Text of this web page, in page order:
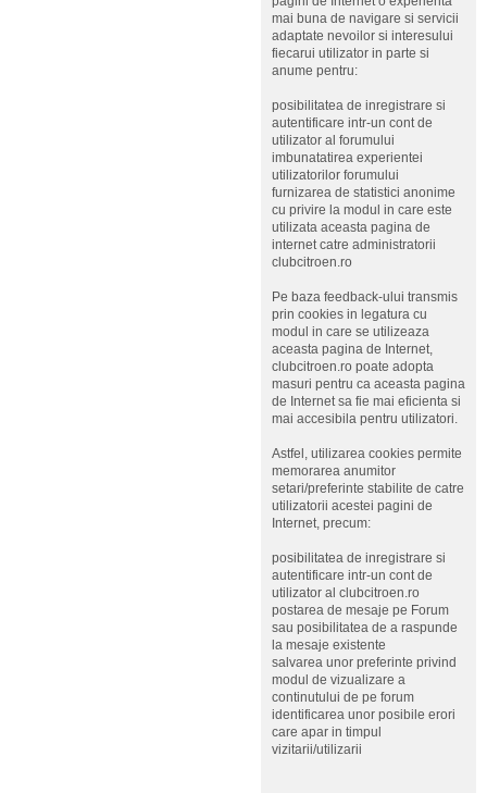
mai buna de navigare si servicii
adaptate nevoilor si interesului
fiecarui utilizator in parte si
anume pentru:
posibilitatea de inregistrare si
autentificare intr-un cont de
utilizator al forumului
imbunatatirea experientei
utilizatorilor forumului
furnizarea de statistici anonime
cu privire la modul in care este
utilizata aceasta pagina de
internet catre administratorii
clubcitroen.ro
Pe baza feedback-ului transmis
prin cookies in legatura cu
modul in care se utilizeaza
aceasta pagina de Internet,
clubcitroen.ro poate adopta
masuri pentru ca aceasta pagina
de Internet sa fie mai eficienta si
mai accesibila pentru utilizatori.
Astfel, utilizarea cookies permite
memorarea anumitor
setari/preferinte stabilite de catre
utilizatorii acestei pagini de
Internet, precum:
posibilitatea de inregistrare si
autentificare intr-un cont de
utilizator al clubcitroen.ro
postarea de mesaje pe Forum
sau posibilitatea de a raspunde
la mesaje existente
salvarea unor preferinte privind
modul de vizualizare a
continutului de pe forum
identificarea unor posibile erori
care apar in timpul
vizitarii/utilizarii